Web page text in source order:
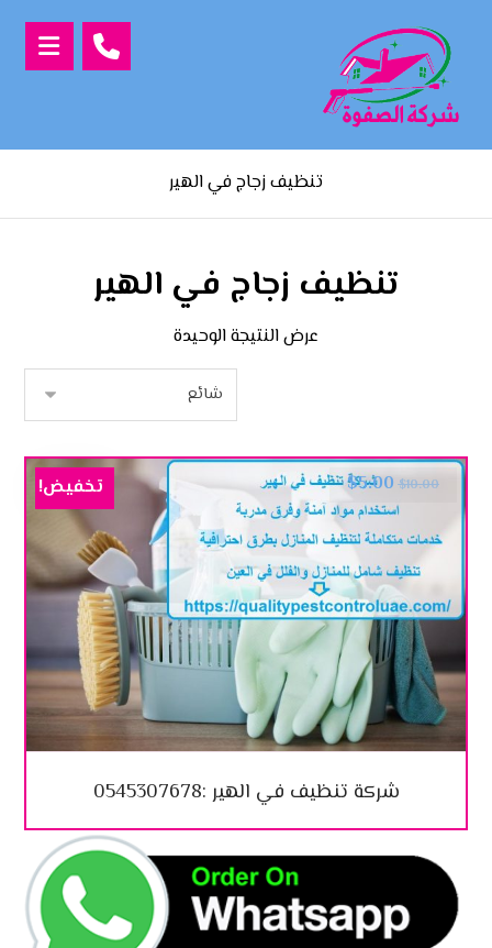
تنظيف زجاج في الهير
تنظيف زجاج في الهير
عرض النتيجة الوحيدة
شركة تنظيف في الهير :0545307678
$10.00
$5.00 تخفيض!